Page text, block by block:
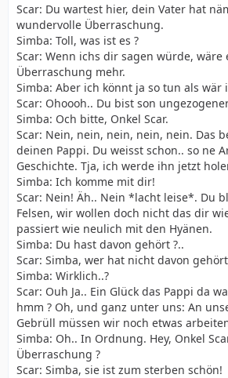
Scar: Du wartest hier, dein Vater hat
wundervolle Überraschung.
Simba: Toll, was ist es ?
Scar: Wenn ichs dir sagen würde, wäre
Überraschung mehr.
Simba: Aber ich könnt ja so tun als wär
Scar: Ohoooh.. Du bist son
Simba: Och bitte, Onkel Scar.
Scar: Nein, nein, nein, nein, nein. Das
deinen Pappi. Du weisst schon.. so ne
Geschichte. Tja, ich werde ihn jetzt
Simba: Ich komme mit dir!
Scar: Nein! Äh.. Nein *lacht leise*. Du
Felsen, wir wollen doch nicht das dir
passiert wie neulich mit den Hyänen.
Simba: Du hast davon gehört ?..
Scar: Simba, wer hat nicht davon gehört
Simba: Wirklich..?
Scar: Ouh Ja.. Ein Glück das Pappi da
hmm ? Oh, und ganz unter uns: An
Gebrüll müssen wir noch etwas
Simba: Oh.. In Ordnung. Hey, Onkel
Überraschung ?
Scar: Simba, sie ist zum sterben schön!